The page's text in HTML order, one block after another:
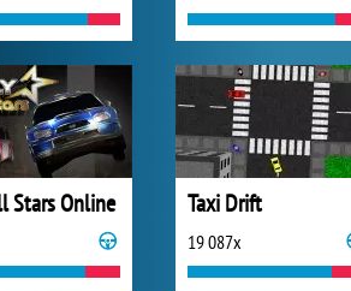
Stars Online Taxi Drift
19 087x